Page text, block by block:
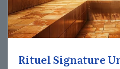
Rituel Signature